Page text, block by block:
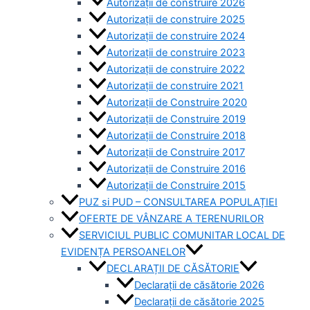
Autorizații de construire 2025
Autorizații de construire 2024
Autorizații de construire 2023
Autorizații de construire 2022
Autorizații de construire 2021
Autorizații de Construire 2020
Autorizații de Construire 2019
Autorizaţii de Construire 2018
Autorizaţii de Construire 2017
Autorizaţii de Construire 2016
Autorizaţii de Construire 2015
PUZ si PUD – CONSULTAREA POPULAȚIEI
OFERTE DE VÂNZARE A TERENURILOR
SERVICIUL PUBLIC COMUNITAR LOCAL DE
EVIDENȚA PERSOANELOR
DECLARAȚII DE CĂSĂTORIE
Declarații de căsătorie 2026
Declarații de căsătorie 2025